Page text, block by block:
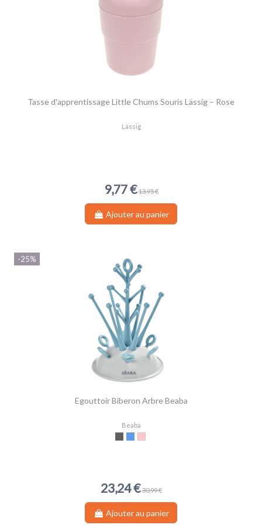
Tasse d'apprentissage Little Chums Souris Lässig – Rose
Lässig
9,77 € 13,95 €
Ajouter au panier
-25%
Egouttoir Biberon Arbre Beaba
Beaba
23,24 € 30,99 €
GrisBleuPink
Ajouter au panier